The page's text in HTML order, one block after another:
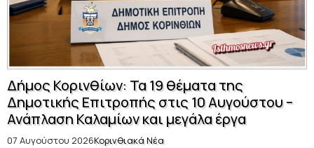
Δήμος Κορινθίων: Τα 19 θέματα της
Δημοτικής Επιτροπής στις 10 Αυγούστου –
Ανάπλαση Καλαμίων και μεγάλα έργα
07 Αυγούστου 2026Κορινθιακά Νέα